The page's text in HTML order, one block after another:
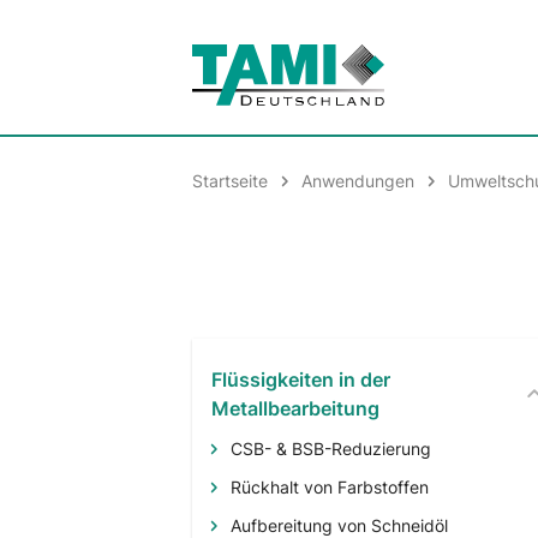
Startseite Anwendungen
Flüssigkeiten in der
Metallbearbeitung
CSB- & BSB-Reduzierung
Rückhalt von Farbstoffen
Aufbereitung von Schneidöl